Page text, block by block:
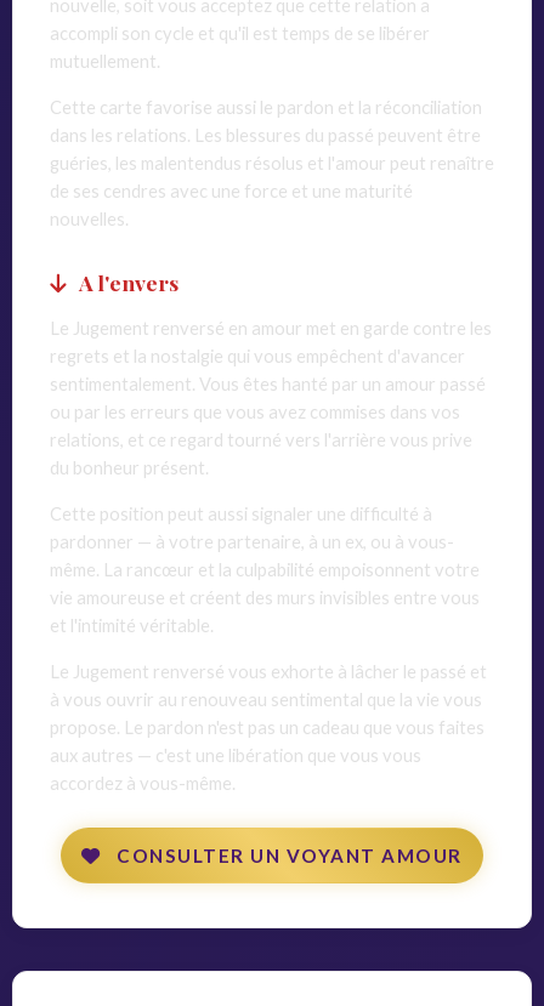
nouvelle, soit vous acceptez que cette relation a
accompli son cycle et qu'il est temps de se libérer
mutuellement.
Cette carte favorise aussi le pardon et la réconciliation
dans les relations. Les blessures du passé peuvent être
guéries, les malentendus résolus et l'amour peut renaître
de ses cendres avec une force et une maturité
nouvelles.
A l'envers
Le Jugement renversé en amour met en garde contre les
regrets et la nostalgie qui vous empêchent d'avancer
sentimentalement. Vous êtes hanté par un amour passé
ou par les erreurs que vous avez commises dans vos
relations, et ce regard tourné vers l'arrière vous prive
du bonheur présent.
Cette position peut aussi signaler une difficulté à
pardonner — à votre partenaire, à un ex, ou à vous-
même. La rancœur et la culpabilité empoisonnent votre
vie amoureuse et créent des murs invisibles entre vous
et l'intimité véritable.
Le Jugement renversé vous exhorte à lâcher le passé et
à vous ouvrir au renouveau sentimental que la vie vous
propose. Le pardon n'est pas un cadeau que vous faites
aux autres — c'est une libération que vous vous
accordez à vous-même.
CONSULTER UN VOYANT AMOUR